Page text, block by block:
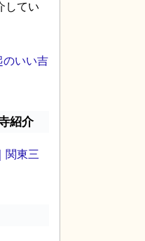
してい
のいい吉
紹介
関東三